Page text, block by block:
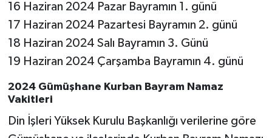
16 Haziran 2024 Pazar Bayramın 1. günü
17 Haziran 2024 Pazartesi Bayramın 2. günü
18 Haziran 2024 Salı Bayramın 3. Günü
19 Haziran 2024 Çarşamba Bayramın 4. günü
2024 Gümüşhane Kurban Bayram Namaz
Vakitleri
Din İşleri Yüksek Kurulu Başkanlığı verilerine göre
Bilecik Müftülüğü
Bingöl Müftülüğü
Bitlis Müftülüğü
Bolu Müftülüğü
Kültür-Sanat
Aile
Sağlık
Makaleler